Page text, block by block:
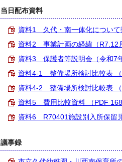
当日配布資料
資料1 久代・南一体化について
資料2 事業計画の経緯（R7.12
資料3 保護者等説明会（令和7
資料4-1 整備場所検討比較表 （
資料4-2 整備場所検討比較表 （
資料5 費用比較資料 （PDF
資料6 R70401施設別入所保留
議事録